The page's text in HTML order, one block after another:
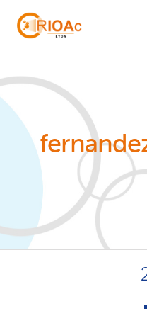
Cookies management